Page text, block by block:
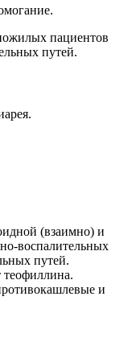
пациентов
путей.
(взаимно) и
воспалительных
путей.
теофиллина.
и